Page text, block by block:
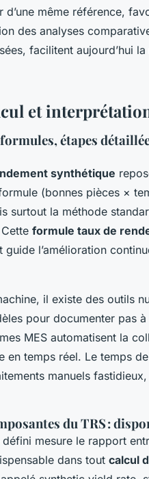
d’une même référence,
des analyses
facilitent aujourd’hui
et
étapes
synthétique
(bonnes pièces ×
surtout la méthode
formule taux de
guide l’amélioration
il existe des outils
pour documenter pas
MES automatisent la
en temps réel. Le temps
manuels
du TRS :
mesure le rapport
dans tout calcul